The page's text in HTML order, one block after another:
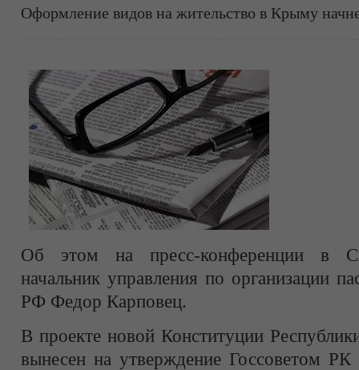
Оформление видов на жительство в Крыму
Об этом на пресс-конференции в
начальник управления по организации
РФ Федор Карповец.
В проекте новой Конституции
вынесен на утверждение Госсоветом